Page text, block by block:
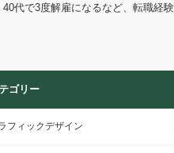
40代で3度解雇になるなど、転職経
ゴリー
フィックデザイン